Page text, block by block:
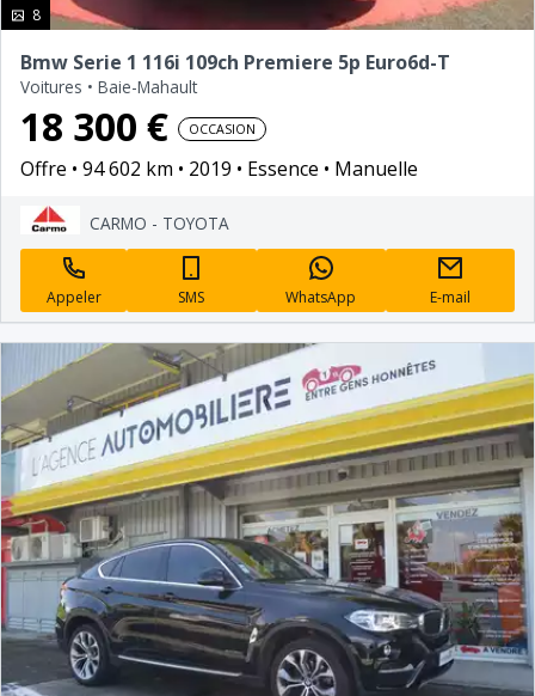
8photo(s)
Bmw Serie 1 116i 109ch Premiere 5p Euro6d-T
Voitures • Baie-Mahault
18 300 € OCCASION
Offre 94 602 km 2019 Essence Manuelle
CARMO - TOYOTA
Appeler SMS WhatsApp E-mail